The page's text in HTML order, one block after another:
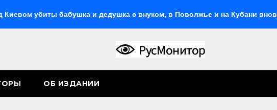
бабушка и дедушка с внуком, в Поволжье и на Кубани вновь горят НПЗ
ОБ ИЗДАНИИ